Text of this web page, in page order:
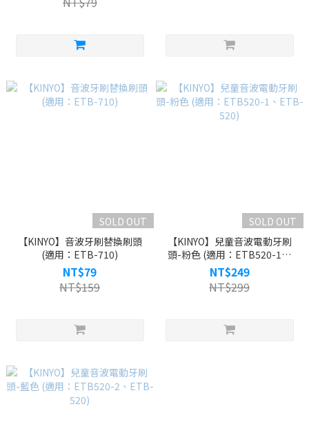
SOLD OUT
【KINYO】音波牙刷替換刷頭
(適用：ETB-710)
NT$79
NT$159
SOLD OUT
【KINYO】兒童音波電動牙刷
頭-粉色 (適用：ETB520-1、
ETB-520)
NT$249
NT$299